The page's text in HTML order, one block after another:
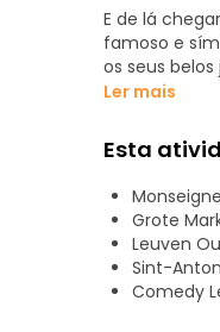
E de lá
famoso e
os seus
após o
Nesta praça
na Bélgica: a
visitaremos
final,
E
Ler mais
Esta
Grote
Leuven
Sint-
Comedy